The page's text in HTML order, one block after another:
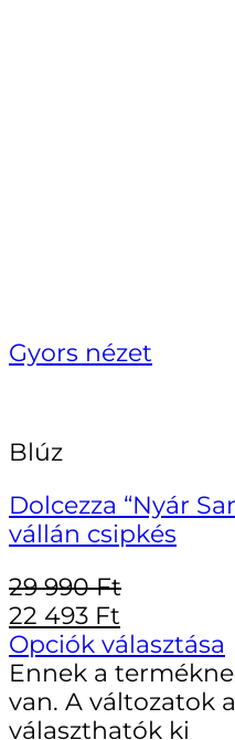
Gyors nézet
Blúz
Dolcezza “Nyár
vállán csipkés
29 990Ft
22 493 Ft
Opciók választása
Ennek a
van. A változatok
választhatók ki